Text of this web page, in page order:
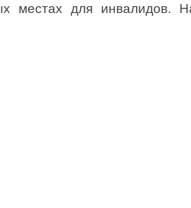
местах для инвалидов.